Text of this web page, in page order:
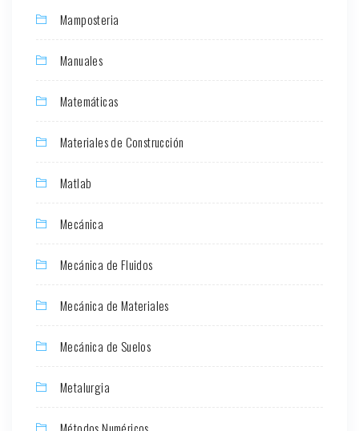
Mamposteria
Manuales
Matemáticas
Materiales de Construcción
Matlab
Mecánica
Mecánica de Fluidos
Mecánica de Materiales
Mecánica de Suelos
Metalurgia